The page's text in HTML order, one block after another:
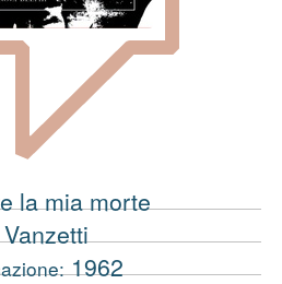
la mia morte
1962